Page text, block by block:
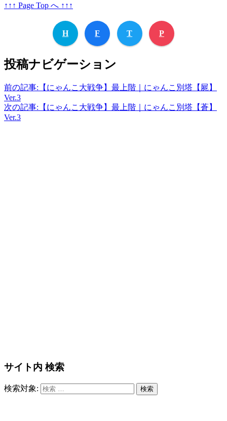
↑↑↑ Page Top へ ↑↑↑
H F T P
投稿ナビゲーション
前の記事: 【にゃんこ大戦争】最上階｜にゃんこ別塔【屍】
Ver.3
次の記事: 【にゃんこ大戦争】最上階｜にゃんこ別塔【蒼】
Ver.3
サイト内 検索
検索対象: 検索